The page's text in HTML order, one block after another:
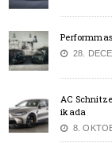
28.
AC
ikada
8.